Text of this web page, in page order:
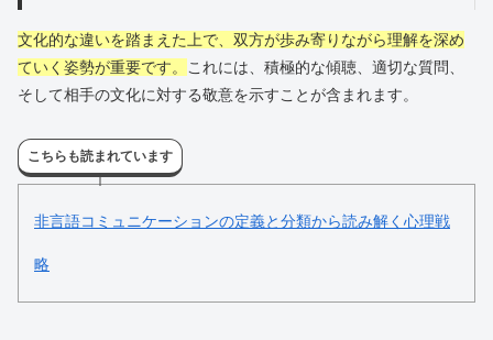
文化的な違いを踏まえた上で、双方が歩み寄りながら理解を深め
ていく姿勢が重要です。
これには、積極的な傾聴、適切な質問、
そして相手の文化に対する敬意を示すことが含まれます。
こちらも読まれています
非言語コミュニケーションの定義と分類から読み解く心理戦
略